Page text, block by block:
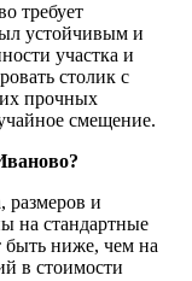
требует
устойчивым и
участка и
столик с
прочных
смещение.
размеров и
на стандартные
быть ниже, чем на
в стоимости